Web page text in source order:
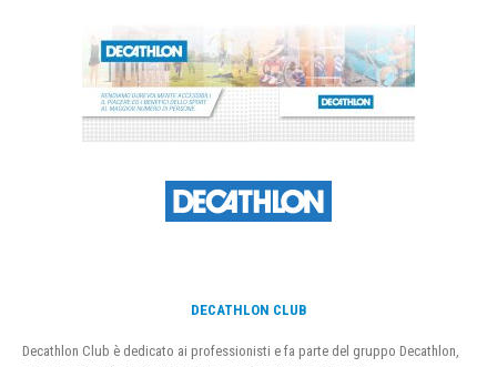
DECATHLON CLUB
Decathlon Club è dedicato ai professionisti e fa parte del gruppo Decathlon,